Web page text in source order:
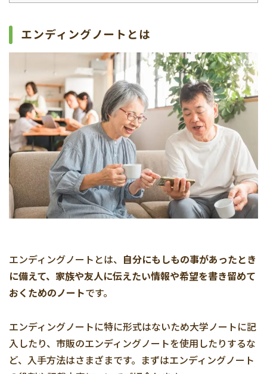
エンディングノートとは
エンディングノートとは、 自分にもしもの事があったとき
に備えて、家族や友人に伝えたい情報や希望を書き留めて
おくためのノートです。
エンディングノートに特に形式はないため大学ノートに記
入したり、市販のエンディングノートを使用したりするな
ど、入手方法はさまざまです。まずはエンディングノート